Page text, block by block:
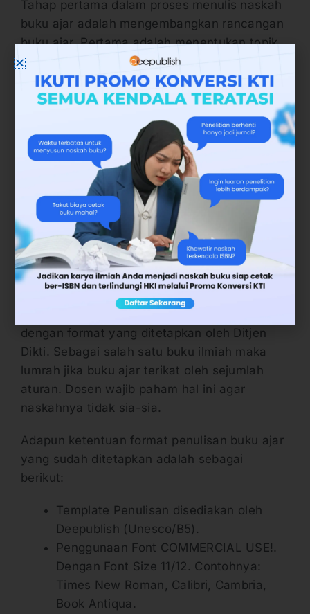
Tahap pertama dalam proses menulis naskah
buku ajar adalah mengembangkan rancangan
buku ajar. Pertama adalah menentukan topik,
kemudian disusul dengan proses menyusun
dan memperhatikan RPS (Rencana
Pembelajaran Semester).
Pada tahap ini, dosen juga bisa menyusun
kerangka karangan atau kerangka tulisan
sebagai peta jalan dalam menyusun isi
naskah buku ajar. Kerangka tulisan sangat
penting agar dosen bisa menulis secara
efektif dan efisien tanpa resiko kehilangan
fokus pada topik utama yang dipilih.
2. Menulis Buku Ajar Sesuai Format
dengan format yang ditetapkan oleh Ditjen
Dikti. Sebagai salah satu buku ilmiah maka
lumrah jika buku ajar terikat oleh sejumlah
aturan. Dosen wajib paham hal ini agar
naskahnya tidak sia-sia.
Adapun ketentuan format penulisan buku ajar
yang sudah ditetapkan adalah sebagai
berikut:
Template Penulisan disediakan oleh
Deepublish (Unesco/B5).
Penggunaan Font COMMERCIAL USE!.
Dengan Font Size 11/12. Contohnya:
Times New Roman, Calibri, Cambria,
Book Antiqua.